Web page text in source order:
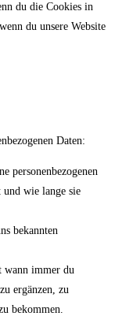
du die Cookies in
du unsere Website
Daten:
personenbezogenen
und wie lange sie
bekannten
wann immer du
ergänzen, zu
bekommen.